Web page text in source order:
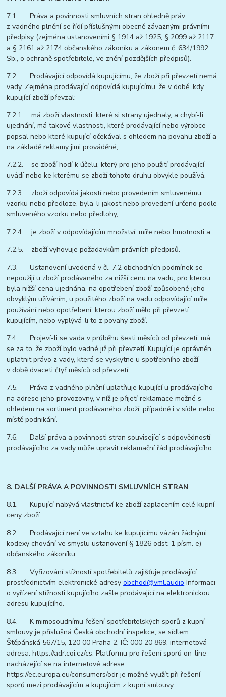
7.1. Práva a povinnosti smluvních stran ohledně práv
z vadného plnění se řídí příslušnými obecně závaznými právními
předpisy (zejména ustanoveními § 1914 až 1925, § 2099 až 2117
a § 2161 až 2174 občanského zákoníku a zákonem č. 634/1992
Sb., o ochraně spotřebitele, ve znění pozdějších předpisů).
7.2. Prodávající odpovídá kupujícímu, že zboží při převzetí nemá
vady. Zejména prodávající odpovídá kupujícímu, že v době, kdy
kupující zboží převzal:
7.2.1. má zboží vlastnosti, které si strany ujednaly, a chybí-li
ujednání, má takové vlastnosti, které prodávající nebo výrobce
popsal nebo které kupující očekával s ohledem na povahu zboží a
na základě reklamy jimi prováděné,
7.2.2. se zboží hodí k účelu, který pro jeho použití prodávající
uvádí nebo ke kterému se zboží tohoto druhu obvykle používá,
7.2.3. zboží odpovídá jakostí nebo provedením smluvenému
vzorku nebo předloze, byla-li jakost nebo provedení určeno podle
smluveného vzorku nebo předlohy,
7.2.4. je zboží v odpovídajícím množství, míře nebo hmotnosti a
7.2.5. zboží vyhovuje požadavkům právních předpisů.
7.3. Ustanovení uvedená v čl. 7.2 obchodních podmínek se
nepoužijí u zboží prodávaného za nižší cenu na vadu, pro kterou
byla nižší cena ujednána, na opotřebení zboží způsobené jeho
obvyklým užíváním, u použitého zboží na vadu odpovídající míře
používání nebo opotřebení, kterou zboží mělo při převzetí
kupujícím, nebo vyplývá-li to z povahy zboží.
7.4. Projeví-li se vada v průběhu šesti měsíců od převzetí, má
se za to, že zboží bylo vadné již při převzetí. Kupující je oprávněn
uplatnit právo z vady, která se vyskytne u spotřebního zboží
v době dvaceti čtyř měsíců od převzetí.
7.5. Práva z vadného plnění uplatňuje kupující u prodávajícího
na adrese jeho provozovny, v níž je přijetí reklamace možné s
ohledem na sortiment prodávaného zboží, případně i v sídle nebo
místě podnikání.
7.6. Další práva a povinnosti stran související s odpovědností
prodávajícího za vady může upravit reklamační řád prodávajícího.
8. DALŠÍ PRÁVA A POVINNOSTI SMLUVNÍCH STRAN
8.1. Kupující nabývá vlastnictví ke zboží zaplacením celé kupní
ceny zboží.
8.2. Prodávající není ve vztahu ke kupujícímu vázán žádnými
kodexy chování ve smyslu ustanovení § 1826 odst. 1 písm. e)
občanského zákoníku.
8.3. Vyřizování stížností spotřebitelů zajišťuje prodávající
prostřednictvím elektronické adresyobchod@vml.audio Informaci
o vyřízení stížnosti kupujícího zašle prodávající na elektronickou
adresu kupujícího.
8.4. K mimosoudnímu řešení spotřebitelských sporů z kupní
smlouvy je příslušná Česká obchodní inspekce, se sídlem
Štěpánská 567/15, 120 00 Praha 2, IČ: 000 20 869, internetová
adresa: https://adr.coi.cz/cs. Platformu pro řešení sporů on-line
nacházející se na internetové adrese
https://ec.europa.eu/consumers/odr je možné využít při řešení
sporů mezi prodávajícím a kupujícím z kupní smlouvy.